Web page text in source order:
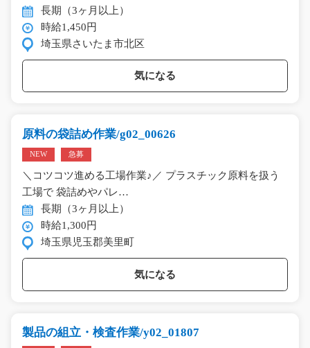
長期（3ヶ月以上）
時給1,450円
埼玉県さいたま市北区
気になる
原料の袋詰め作業/g02_00626
NEW 急募
＼コツコツ進める工場作業♪／ プラスチック原料を扱う
工場で 袋詰めやパレ…
長期（3ヶ月以上）
時給1,300円
埼玉県児玉郡美里町
気になる
製品の組立・検査作業/y02_01807